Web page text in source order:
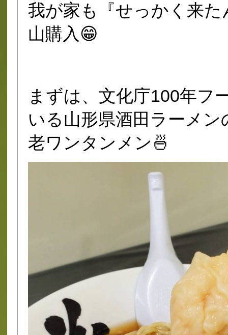
我が家も『せっかく来
山購入😁
まずは、文化庁100年フ
いる山形県酒田ラーメ
老ワンタンメン🍜